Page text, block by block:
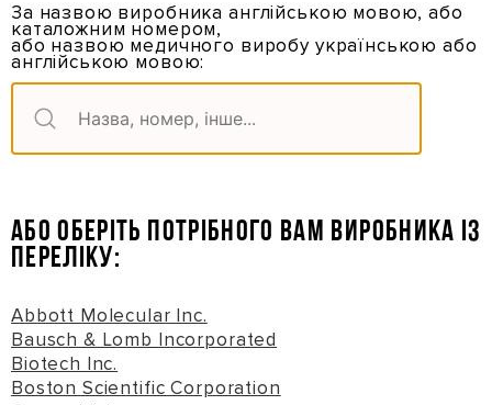
За назвою виробника англійською мовою, або
каталожним номером,
або назвою медичного виробу українською або
англійською мовою:
АБО ОБЕРІТЬ ПОТРІБНОГО ВАМ ВИРОБНИКА ІЗ
ПЕРЕЛІКУ:
Abbott Molecular Inc.
Bausch & Lomb Incorporated
Biotech Inc.
Boston Scientific Corporation